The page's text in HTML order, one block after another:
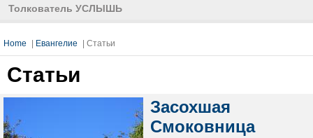
Толкователь УСЛЫШЬ
Home Евангелие | Статьи
Статьи
Засохшая
Смоковница